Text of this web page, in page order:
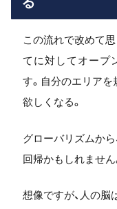
この流れで改めて
てに対してオープ
す。自分のエリア
欲しくなる。
グローバリズムか
回帰かもしれません
想像ですが、人の